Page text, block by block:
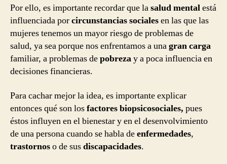
Por ello, es importante recordar que lasalud mentalestá
influenciada porcircunstancias socialesen las que las
mujeres tenemos un mayor riesgo de problemas de
salud, ya sea porque nos enfrentamos a unagran carga
familiar, a problemas depobrezay a poca influencia en
decisiones financieras.
Para cachar mejor la idea, es importante explicar
entonces qué son losfactores biopsicosociales, pues
éstos influyen en el bienestar y en el desenvolvimiento
de una persona cuando se habla deenfermedades,
trastornoso de susdiscapacidades.